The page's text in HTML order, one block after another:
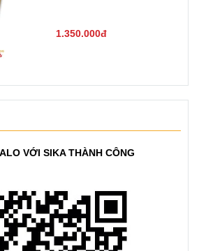
1.350.000đ
VỚI SIKA THÀNH CÔNG